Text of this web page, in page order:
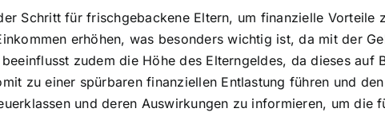
Schritt für frischgebackene Eltern, um finanzielle Vorteile
erhöhen, was besonders wichtig ist, da mit der
zudem die Höhe des Elterngeldes, da dieses auf
zu einer spürbaren finanziellen Entlastung führen und
und deren Auswirkungen zu informieren, um die